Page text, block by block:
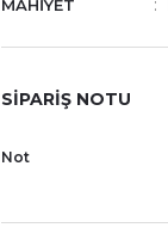
MAHİYET
SİPARİŞ NOTU
Not